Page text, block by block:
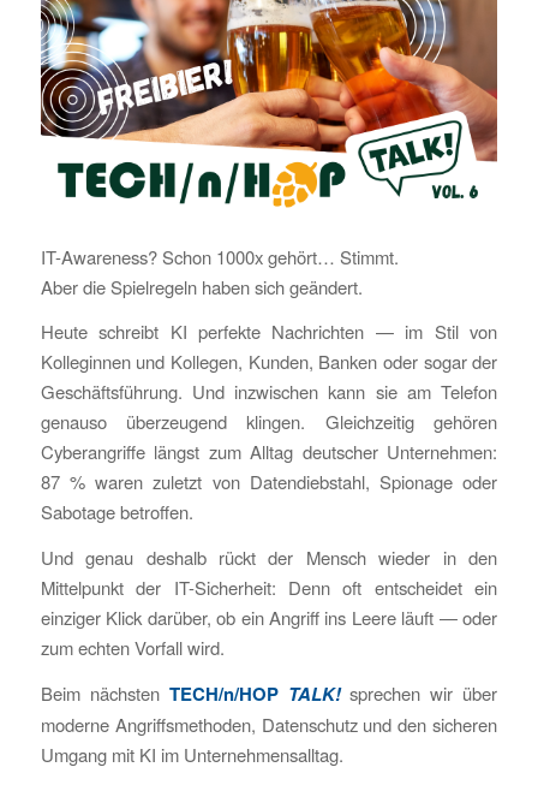
IT-Awareness? Schon 1000x gehört… Stimmt.
Aber die Spielregeln haben sich geändert.
Heute schreibt KI perfekte Nachrichten — im Stil von
Kolleginnen und Kollegen, Kunden, Banken oder sogar der
Geschäftsführung. Und inzwischen kann sie am Telefon
genauso überzeugend klingen. Gleichzeitig gehören
Cyberangriffe längst zum Alltag deutscher Unternehmen:
87 % waren zuletzt von Datendiebstahl, Spionage oder
Sabotage betroffen.
Und genau deshalb rückt der Mensch wieder in den
Mittelpunkt der IT-Sicherheit: Denn oft entscheidet ein
einziger Klick darüber, ob ein Angriff ins Leere läuft — oder
zum echten Vorfall wird.
Beim nächsten TECH/n/HOP TALK!sprechen wir über
moderne Angriffsmethoden, Datenschutz und den sicheren
Umgang mit KI im Unternehmensalltag.